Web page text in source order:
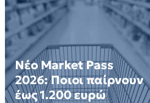
Νέο Market Pass
2026: Ποιοι παίρνουν
έως 1.200 ευρώ